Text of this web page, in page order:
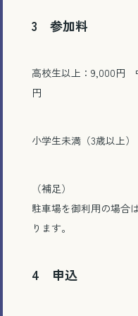
3 参加料
高校生以上：9,000円
円
小学生未満（3歳以上）
（補足）
駐車場を御利用の場合
ります。
4 申込